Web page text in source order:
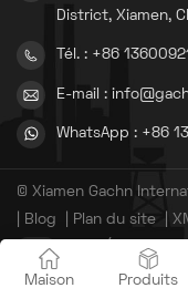
District, Xiamen,
Tél. : +86
E-mail :
WhatsApp : +86
© Xiamen Gachn
Blog Plan du site
IPv6 RÉSEAU
Maison Produits